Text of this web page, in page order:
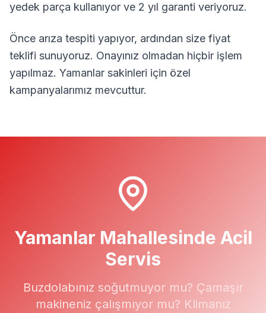
yedek parça kullanıyor ve 2 yıl garanti veriyoruz.
Önce arıza tespiti yapıyor, ardından size fiyat
teklifi sunuyoruz. Onayınız olmadan hiçbir işlem
yapılmaz. Yamanlar sakinleri için özel
kampanyalarımız mevcuttur.
Yamanlar Mahallesinde Acil
Servis
Buzdolabınız soğutmuyor mu? Çamaşır
makineniz çalışmıyor mu? Klimanız